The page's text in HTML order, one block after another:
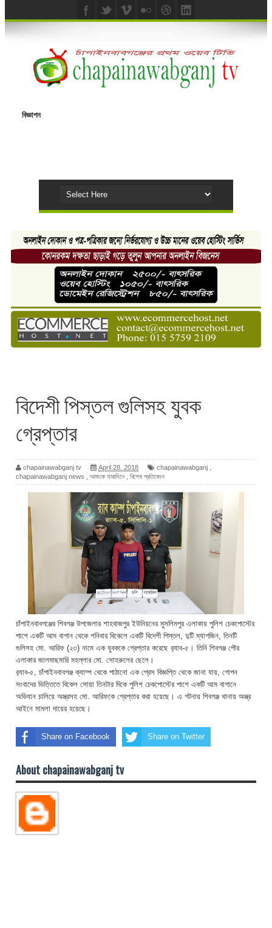
বিজ্ঞাপন
বিদেশী পিস্তল গুলিসহ যুবক
গ্রেপ্তার
chapainawabganj tv April 28, 2018 chapainawabganj
chapainawabganj news
আজকে সারাদিনে বিশেষ প্রতিবেদন
চাঁপাইনবাবগঞ্জের শিবগঞ্জ উপজেলার শাহবাজপুর ইউনিয়নের মুসলিমপুর এলাকায় পুলিশ চেকপোস্টের
পাশে একটি আম বাগান থেকে শনিবার বিকেলে একটি বিদেশী পিস্তল, দুটি ম্যাগজিন, তিনটি
গুলিসহ মো. আরিফ (২৩) নামে এক যুবককে গ্রেপ্তার করেছে র‌্যাব-৫। তিনি শিবগঞ্জ পৌর
এলাকার জালমাছমারি মহল্লার মো. সোহরুলের ছেলে।
র‌্যাব-৫, চাঁপাইনবাবগঞ্জ ক্যাম্প থেকে পাঠানো এক প্রেস বিজ্ঞপ্তি থেকে জানা যায়, গোপন
সংবাদের ভিত্তিতে বিকেল সোয়া তিনটার দিকে পুলিশ চেকপোস্টের পাশে একটি আম বাগানে
অভিযান চালিয়ে অস্ত্রসহ মো. আরিফকে গ্রেপ্তার করা হয়েছে। এ গটনায় শিবগঞ্জ থানায় অস্ত্র
আইনে মামলা দায়ের হয়েছে।
Share on Facebook Share on Twitter
About chapainawabganj tv